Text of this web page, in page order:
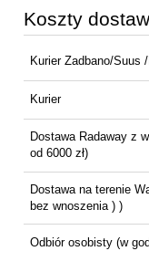
Koszty
Cena nie zawiera
Kurier Zadbano/Suus
Kurier
Dostawa Radaway z
od 6000 zł)
Dostawa na terenie
bez wnoszenia ) )
Odbiór osobisty(w